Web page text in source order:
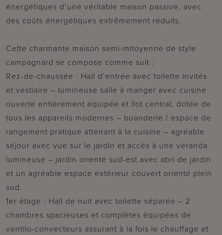
énergétiques d’une véritable maison passive, avec
des coûts énergétiques extrêmement réduits.
Cette charmante maison semi-mitoyenne de style
campagnard se compose comme suit :
Rez-de-chaussée : Hall d’entrée avec toilette invités
et vestiaire – lumineuse salle à manger avec cuisine
ouverte entièrement équipée et îlot central, dotée de
tous les appareils modernes – buanderie / espace de
rangement pratique attenant à la cuisine – agréable
séjour avec vue sur le jardin et accès à une véranda
lumineuse – jardin orienté sud-est avec abri de jardin
et un agréable espace extérieur couvert orienté plein
sud.
1er étage : Hall de nuit avec toilette séparée – 2
chambres spacieuses et complètes équipées de
ventilo-convecteurs assurant à la fois le chauffage et